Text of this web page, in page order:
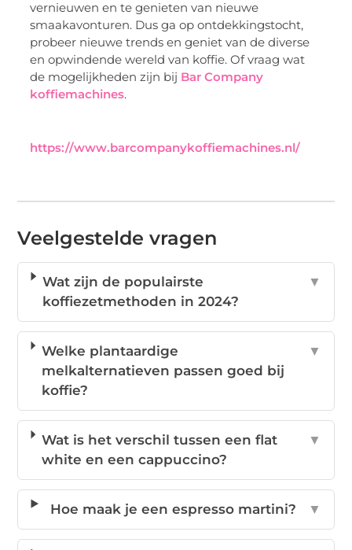
vernieuwen en te genieten van nieuwe
smaakavonturen. Dus ga op ontdekkingstocht,
probeer nieuwe trends en geniet van de diverse
en opwindende wereld van koffie. Of vraag wat
de mogelijkheden zijn bij Bar Company
koffiemachines.
https://www.barcompanykoffiemachines.nl/
Veelgestelde vragen
Wat zijn de populairste
koffiezetmethoden in 2024?
▼
Welke plantaardige
melkalternatieven passen goed bij
koffie?
▼
Wat is het verschil tussen een flat
white en een cappuccino?
▼
Hoe maak je een espresso martini? ▼